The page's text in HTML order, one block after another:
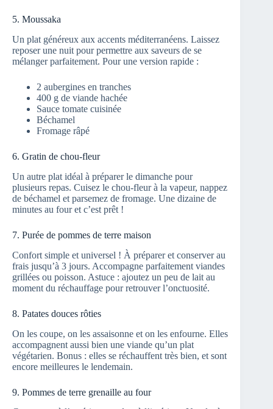
5. Moussaka
Un plat généreux aux accents méditerranéens. Laissez
reposer une nuit pour permettre aux saveurs de se
mélanger parfaitement. Pour une version rapide :
2 aubergines en tranches
400 g de viande hachée
Sauce tomate cuisinée
Béchamel
Fromage râpé
6. Gratin de chou-fleur
Un autre plat idéal à préparer le dimanche pour
plusieurs repas. Cuisez le chou-fleur à la vapeur, nappez
de béchamel et parsemez de fromage. Une dizaine de
minutes au four et c’est prêt !
7. Purée de pommes de terre maison
Confort simple et universel ! À préparer et conserver au
frais jusqu’à 3 jours. Accompagne parfaitement viandes
grillées ou poisson. Astuce : ajoutez un peu de lait au
moment du réchauffage pour retrouver l’onctuosité.
8. Patates douces rôties
On les coupe, on les assaisonne et on les enfourne. Elles
accompagnent aussi bien une viande qu’un plat
végétarien. Bonus : elles se réchauffent très bien, et sont
encore meilleures le lendemain.
9. Pommes de terre grenaille au four